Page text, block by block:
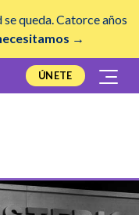
queda. Catorce años
→
ÚNETE